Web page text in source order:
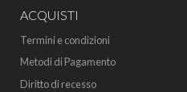
ACQUISTI
Termini e condizioni
Metodi di Pagamento
Diritto di recesso